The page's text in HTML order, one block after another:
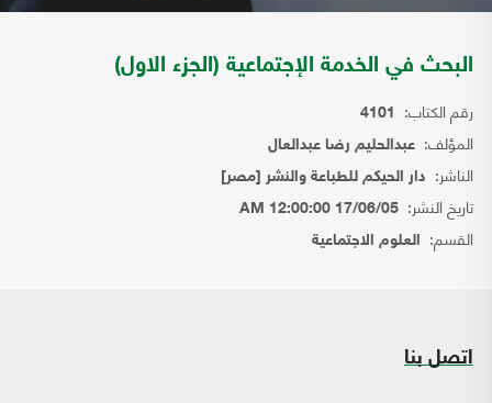
البحث في الخدمة الإجتماعية (الجزء الاول)
رقم الكتاب: 4101
المؤلف: عبدالحليم رضا عبدالعال
الناشر: دار الحيكم للطباعة والنشر [مصر]
تاريخ النشر: 17/06/05 12:00:00 AM
القسم: العلوم الاجتماعية
اتصل بنا